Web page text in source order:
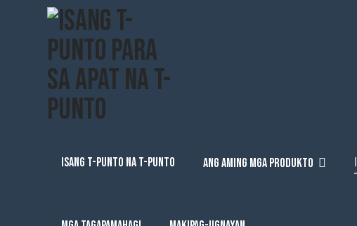
ISANG T-PUNTO NA T-PUNTO ANG AMING MGA PRODUKTO